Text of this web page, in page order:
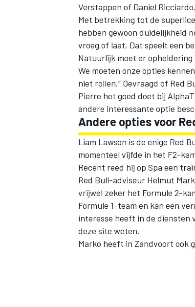
Verstappen of Daniel Ricciardo
Met betrekking tot de
hebben gewoon duidelijkheid
vroeg of laat. Dat speelt een
Natuurlijk moet er opheldering
We moeten onze opties
niet rollen.” Gevraagd of Red
Pierre het goed doet bij
andere interessante optie
Andere opties voor
Liam Lawson is de enige Red
momenteel vijfde in het F2-
Recent reed hij op Spa een
Red Bull-adviseur Helmut
vrijwel zeker het Formule 2-
Formule 1-team en kan een
interesse heeft in de diensten
deze site weten.
Marko heeft in Zandvoort ook